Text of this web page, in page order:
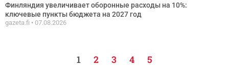
Финляндия увеличивает оборонные расходы на 10%:
ключевые пункты бюджета на 2027 год
gazeta.fi 07.08.2026
1 2 3 4 5